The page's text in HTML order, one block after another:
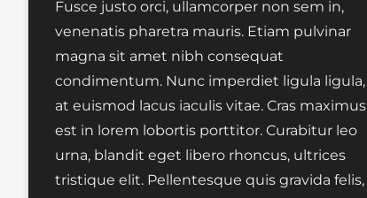
Fusce justo orci, ullamcorper non sem in,
venenatis pharetra mauris. Etiam pulvinar
magna sit amet nibh consequat
condimentum. Nunc imperdiet ligula ligula,
at euismod lacus iaculis vitae. Cras maximus
est in lorem lobortis porttitor. Curabitur leo
urna, blandit eget libero rhoncus, ultrices
tristique elit. Pellentesque quis gravida felis,